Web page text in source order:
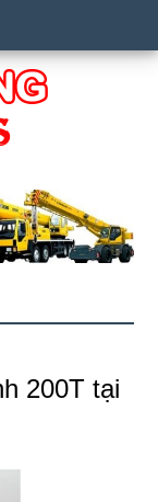
200T tại